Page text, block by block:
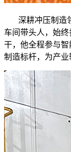
深耕冲压制造领
车间带头人，始
干，他全程参与
制造标杆，为产业